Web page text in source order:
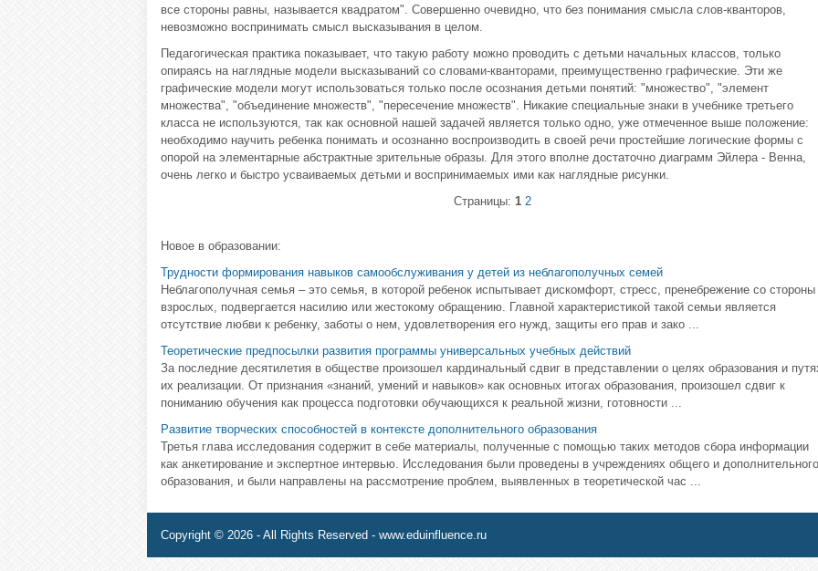
все стороны равны, называется квадратом". Совершенно очевидно, что без понимания смысла слов-кванторов,
невозможно воспринимать смысл высказывания в целом.
Педагогическая практика показывает, что такую работу можно проводить с детьми начальных классов, только
опираясь на наглядные модели высказываний со словами-кванторами, преимущественно графические. Эти же
графические модели могут использоваться только после осознания детьми понятий: "множество", "элемент
множества", "объединение множеств", "пересечение множеств". Никакие специальные знаки в учебнике третьего
класса не используются, так как основной нашей задачей является только одно, уже отмеченное выше положение:
необходимо научить ребенка понимать и осознанно воспроизводить в своей речи простейшие логические формы с
опорой на элементарные абстрактные зрительные образы. Для этого вполне достаточно диаграмм Эйлера - Венна,
очень легко и быстро усваиваемых детьми и воспринимаемых ими как наглядные рисунки.
Страницы: 1 2
Новое в образовании:
Трудности формирования навыков самообслуживания у детей из неблагополучных семей
Неблагополучная семья – это семья, в которой ребенок испытывает дискомфорт, стресс, пренебрежение со стороны
взрослых, подвергается насилию или жестокому обращению. Главной характеристикой такой семьи является
отсутствие любви к ребенку, заботы о нем, удовлетворения его нужд, защиты его прав и зако ...
Теоретические предпосылки развития программы универсальных учебных действий
За последние десятилетия в обществе произошел кардинальный сдвиг в представлении о целях образования и
их реализации. От признания «знаний, умений и навыков» как основных итогах образования, произошел сдвиг к
пониманию обучения как процесса подготовки обучающихся к реальной жизни, готовности ...
Развитие творческих способностей в контексте дополнительного образования
Третья глава исследования содержит в себе материалы, полученные с помощью таких методов сбора информации
как анкетирование и экспертное интервью. Исследования были проведены в учреждениях общего и дополнительного
образования, и были направлены на рассмотрение проблем, выявленных в теоретической час ...
Copyright © 2026 - All Rights Reserved - www.eduinfluence.ru